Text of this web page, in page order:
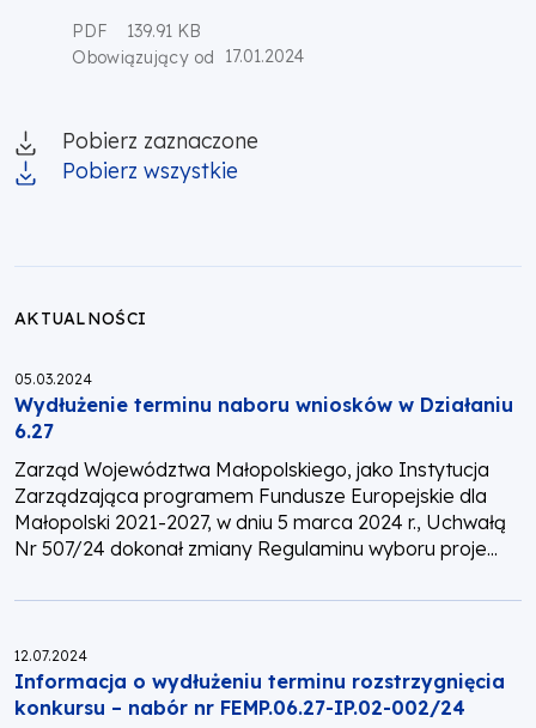
PDF
139.91 KB
Obowiązujący od
17.01.2024
Pobierz zaznaczone
Pobierz wszystkie
AKTUALNOŚCI
Opublikowano:
05.03.2024
Wydłużenie terminu naboru wniosków w Działaniu
6.27
Zarząd Województwa Małopolskiego, jako Instytucja
Zarządzająca programem Fundusze Europejskie dla
Małopolski 2021-2027, w dniu 5 marca 2024 r., Uchwałą
Nr 507/24 dokonał zmiany Regulaminu wyboru proje...
Opublikowano:
12.07.2024
Informacja o wydłużeniu terminu rozstrzygnięcia
konkursu – nabór nr FEMP.06.27-IP.02-002/24